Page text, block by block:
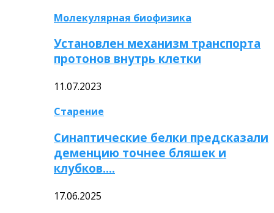
Молекулярная биофизика
Установлен механизм транспорта
протонов внутрь клетки
11.07.2023
Старение
Синаптические белки предсказали
деменцию точнее бляшек и
клубков….
17.06.2025